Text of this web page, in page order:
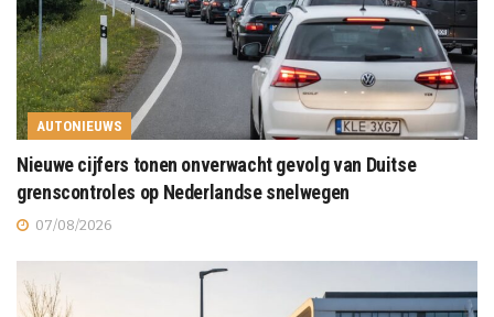
AUTONIEUWS
Nieuwe cijfers tonen onverwacht gevolg van Duitse
grenscontroles op Nederlandse snelwegen
07/08/2026